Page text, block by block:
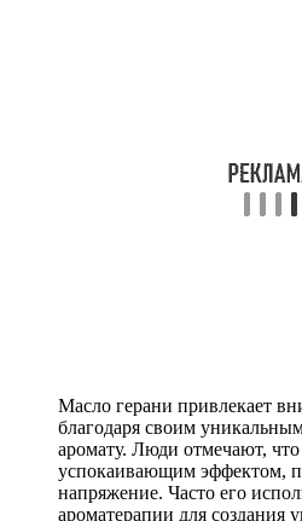
Масло герани привлекает
благодаря своим
аромату. Люди отмечают, что
успокаивающим эффектом,
напряжение. Часто его
ароматерапии для создания